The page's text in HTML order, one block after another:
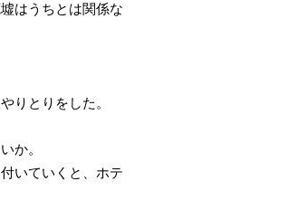
はうちとは関係な
りとりをした。
か。
いていくと、ホテ